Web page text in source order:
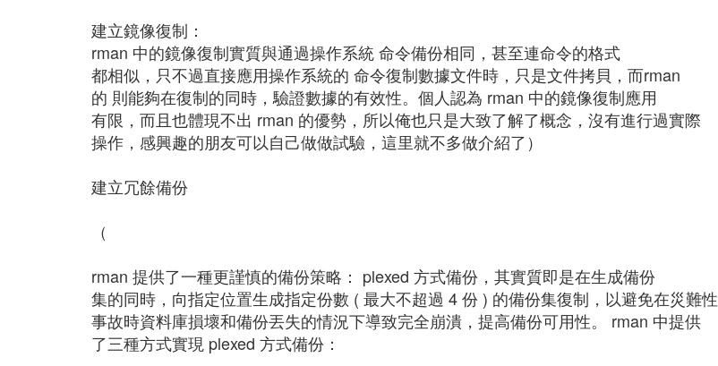
建立鏡像復制：
rman 中的鏡像復制實質與通過操作系統 命令備份相同，甚至連命令的格式
都相似，只不過直接應用操作系統的 命令復制數據文件時，只是文件拷貝，而rman
的 則能夠在復制的同時，驗證數據的有效性。個人認為 rman 中的鏡像復制應用
有限，而且也體現不出 rman 的優勢，所以俺也只是大致了解了概念，沒有進行過實際
操作，感興趣的朋友可以自己做做試驗，這里就不多做介紹了）
建立冗餘備份
（
rman 提供了一種更謹慎的備份策略： plexed 方式備份，其實質即是在生成備份
集的同時，向指定位置生成指定份數 ( 最大不超過 4 份 ) 的備份集復制，以避免在災難性
事故時資料庫損壞和備份丟失的情況下導致完全崩潰，提高備份可用性。 rman 中提供
了三種方式實現 plexed 方式備份：